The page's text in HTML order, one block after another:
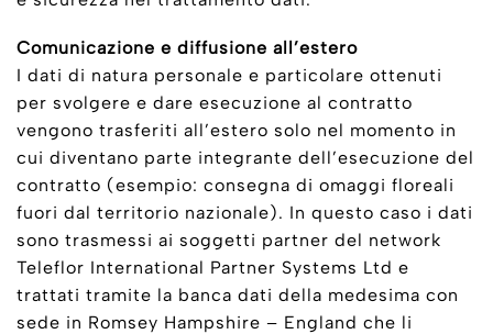
Comunicazione e diffusione all’estero
I dati di natura personale e particolare ottenuti
per svolgere e dare esecuzione al contratto
vengono trasferiti all’estero solo nel momento in
cui diventano parte integrante dell’esecuzione del
contratto (esempio: consegna di omaggi floreali
fuori dal territorio nazionale). In questo caso i dati
sono trasmessi ai soggetti partner del network
Teleflor International Partner Systems Ltd e
trattati tramite la banca dati della medesima con
sede in Romsey Hampshire – England che li